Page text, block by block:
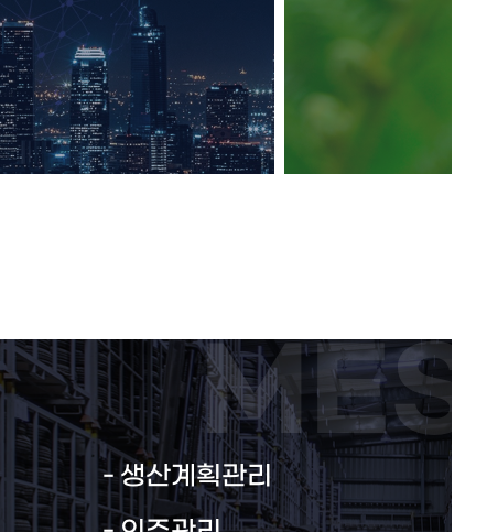
생산계획관리